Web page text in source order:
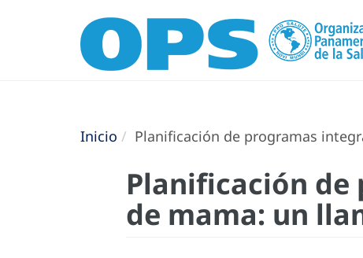
Inicio Planificación de programas
Planificación
de mama: un